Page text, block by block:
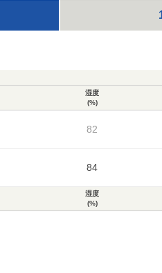
湿度
(%)
82
84
湿度
(%)